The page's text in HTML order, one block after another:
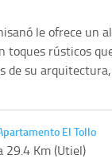
le ofrece un
toques rústicos
de su
El Tollo
29.4 Km (Utiel)